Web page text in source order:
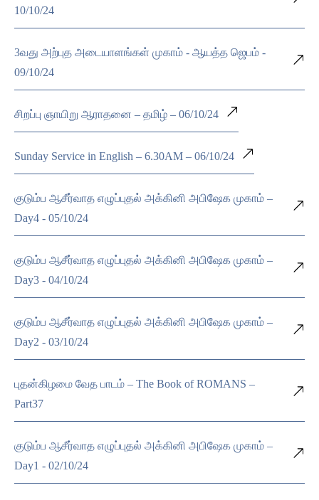
10/10/24
3வது அற்புத அடையாளங்கள் முகாம் - ஆயத்த ஜெபம் -
09/10/24
சிறப்பு ஞாயிறு ஆராதனை – தமிழ் – 06/10/24
Sunday Service in English – 6.30AM – 06/10/24
குடும்ப ஆசீர்வாத எழுப்புதல் அக்கினி அபிஷேக முகாம் –
Day4 - 05/10/24
குடும்ப ஆசீர்வாத எழுப்புதல் அக்கினி அபிஷேக முகாம் –
Day3 - 04/10/24
குடும்ப ஆசீர்வாத எழுப்புதல் அக்கினி அபிஷேக முகாம் –
Day2 - 03/10/24
புதன்கிழமை வேத பாடம் – The Book of ROMANS –
Part37
குடும்ப ஆசீர்வாத எழுப்புதல் அக்கினி அபிஷேக முகாம் –
Day1 - 02/10/24